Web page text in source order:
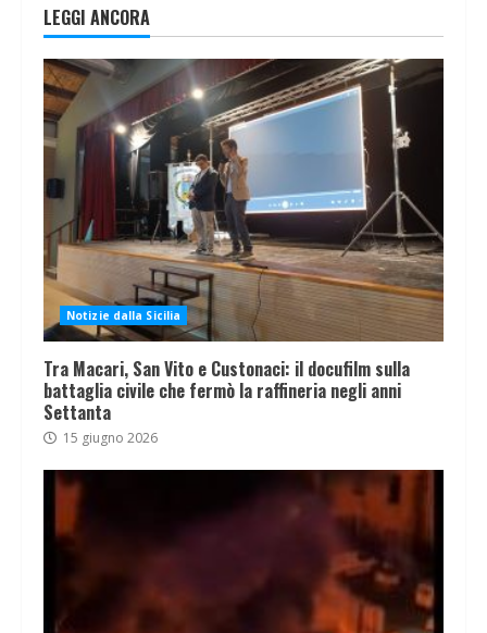
LEGGI ANCORA
Notizie dalla Sicilia
Tra Macari, San Vito e Custonaci: il docufilm sulla
battaglia civile che fermò la raffineria negli anni
Settanta
15 giugno 2026